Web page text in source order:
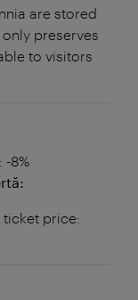
are stored
preserves
to visitors
: -8%
price: